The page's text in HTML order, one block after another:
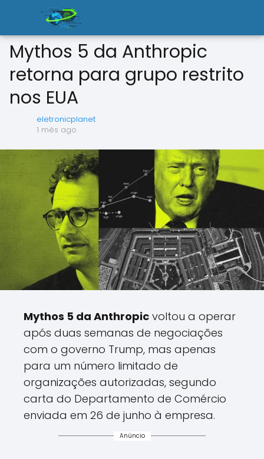
Mythos 5 da Anthropic
retorna para grupo restrito
nos EUA
eletronicplanet
1 mês ago
Mythos 5 da Anthropic voltou a operar
após duas semanas de negociações
com o governo Trump, mas apenas
para um número limitado de
organizações autorizadas, segundo
carta do Departamento de Comércio
enviada em 26 de junho à empresa.
Anúncio